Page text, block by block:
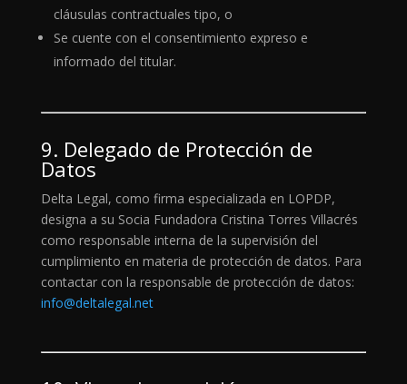
cláusulas contractuales tipo, o
Se cuente con el consentimiento expreso e
informado del titular.
9. Delegado de Protección de
Datos
Delta Legal, como firma especializada en LOPDP,
designa a su Socia Fundadora Cristina Torres Villacrés
como responsable interna de la supervisión del
cumplimiento en materia de protección de datos. Para
contactar con la responsable de protección de datos:
info@deltalegal.net